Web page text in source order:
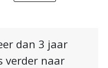
dan 3 jaar
verder naar